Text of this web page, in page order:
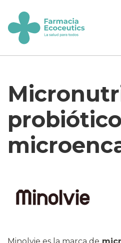
content
ecoceutics